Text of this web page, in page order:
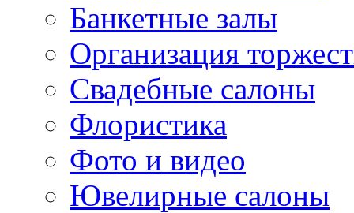
Банкетные залы
Организация
Свадебные салоны
Флористика
Фото и видео
Ювелирные салоны